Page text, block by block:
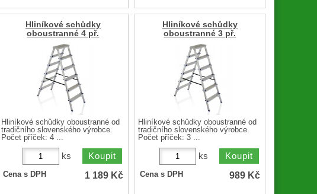
Hliníkové schůdky
oboustranné 4 př.
Hliníkové schůdky oboustranné od
tradičního slovenského výrobce.
Počet příček: 4 ...
ks
Cena s DPH 1 189 Kč
Hliníkové schůdky
oboustranné 3 př.
Hliníkové schůdky oboustranné od
tradičního slovenského výrobce.
Počet příček: 3 ...
ks
Cena s DPH 989 Kč